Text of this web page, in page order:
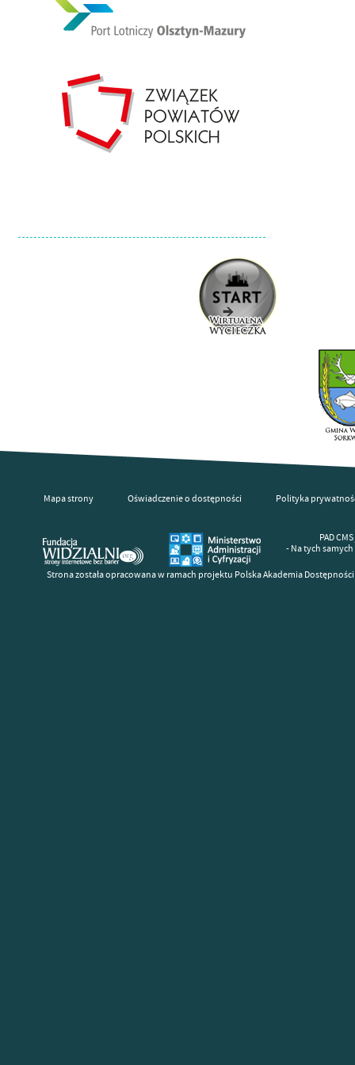
Mapa strony Oświadczenie o dostępności Polityka
PAD
- Na tych
Strona została opracowana w ramach projektu Polska Akademia